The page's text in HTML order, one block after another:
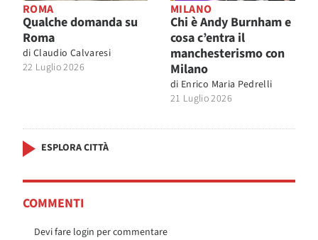
ROMA
Qualche domanda su
Roma
di Claudio Calvaresi
22 Luglio 2026
MILANO
Chi è Andy Burnham e
cosa c’entra il
manchesterismo con
Milano
di Enrico Maria Pedrelli
21 Luglio 2026
ESPLORA CITTÀ
COMMENTI
Devi fare login per commentare